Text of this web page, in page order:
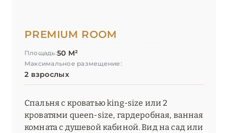
PREMIUM ROOM
Площадь:50 М²
Максимальное размещение:
2 взрослых
Спальня с кроватью king-size или 2
кроватями queen-size, гардеробная, ванная
комната с душевой кабиной. Вид на сад или